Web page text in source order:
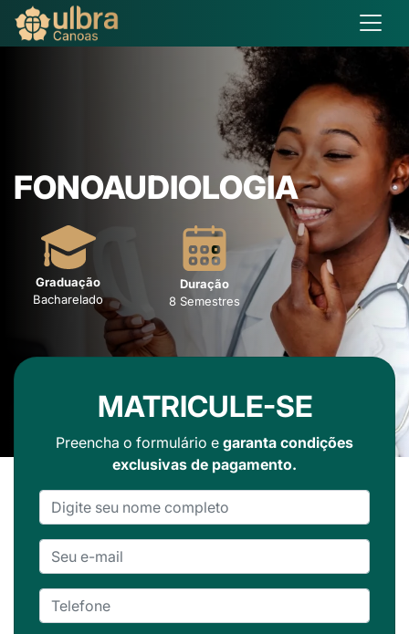
FONOAUDIOLOGIA
Graduação
Bacharelado
Duração
8 Semestres
MATRICULE-SE
Preencha o formulário e garanta condições
exclusivas de pagamento.